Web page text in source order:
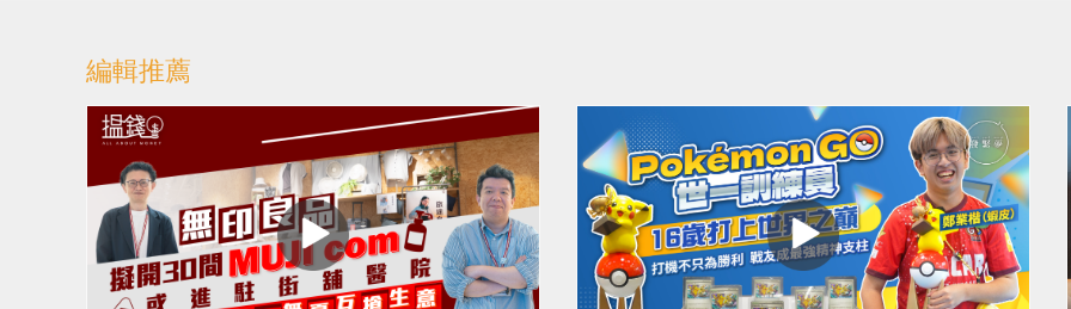
編輯推薦